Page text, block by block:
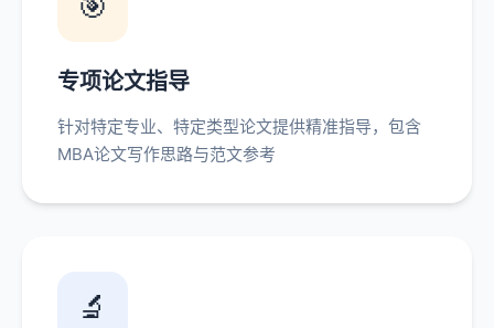
专项论文指导
针对特定专业、特定类型论文提供精准指导，包含
MBA论文写作思路与范文参考
🔬